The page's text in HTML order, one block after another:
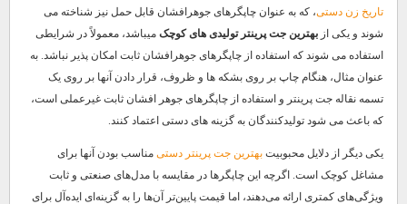
تاریخ زن دستی، که به عنوان چاپگرهای جوهرافشان قابل حمل نیز شناخته می
شوند و یکی از بهترین جت پرینتر تولیدی های کوچک میباشد، معمولاً در شرایطی
استفاده می شوند که استفاده از چاپگرهای جوهرافشان ثابت امکان پذیر نباشد. به
عنوان مثال، هنگام چاپ بر روی بشکه ها و ظروف، قرار دادن آنها بر روی یک
تسمه نقاله جت پرینتر و استفاده از چاپگرهای جوهر افشان ثابت غیرعملی است،
که باعث می شود تولیدکنندگان به گزینه های دستی اعتماد کنند.
یکی دیگر از دلایل محبوبیت بهترین جت پرینتر دستی مناسب بودن آنها برای
مشاغل کوچک است. اگرچه این چاپگرها در مقایسه با مدل‌های صنعتی و ثابت
ویژگی‌های کمتری ارائه می‌دهند، اما قیمت پایین‌تر آن‌ها را به گزینه‌ای ایده‌آل برای